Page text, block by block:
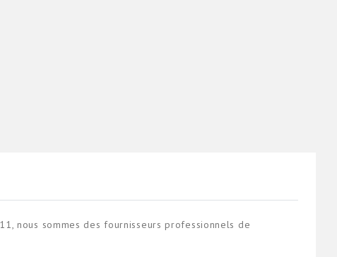
nous sommes des fournisseurs professionnels de